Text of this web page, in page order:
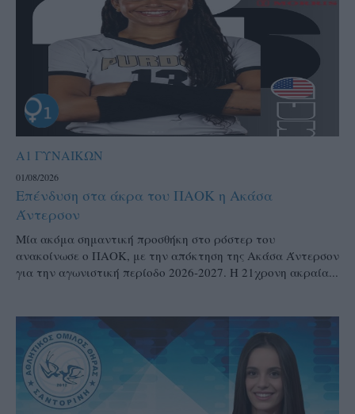
Α1 ΓΥΝΑΙΚΩΝ
01/08/2026
Επένδυση στα άκρα του ΠΑΟΚ η Ακάσα
Άντερσον
Μία ακόμα σημαντική προσθήκη στο ρόστερ του
ανακοίνωσε ο ΠΑΟΚ, με την απόκτηση της Ακάσα Άντερσον
για την αγωνιστική περίοδο 2026-2027. Η 21χρονη ακραία...